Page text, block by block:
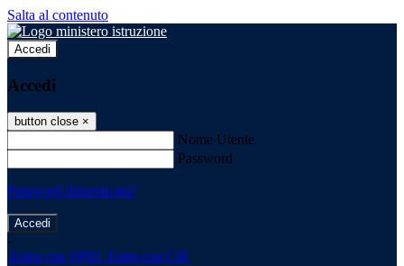
Salta al contenuto
Accedi
Accedi
button close ×
Nome Utente
Password
Password dimenticata?
-
Entra con SPID Entra con CIE